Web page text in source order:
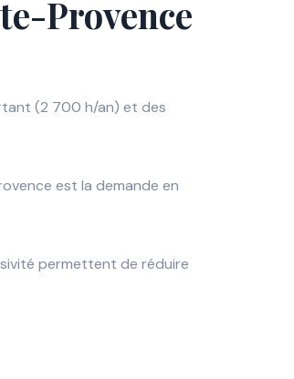
Provence
(2 700 h/an) et des
est la demande en
permettent de réduire